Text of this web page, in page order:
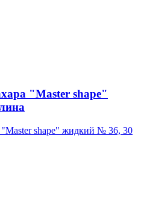
"Master shape"